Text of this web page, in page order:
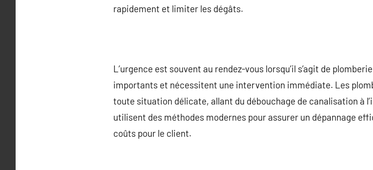
rapidement et limiter les dégâts.
L’urgence est souvent au rendez-vous lorsqu’il s’agit de
importants et nécessitent une intervention immédiate. Les
toute situation délicate, allant du débouchage de canalisation à
utilisent des méthodes modernes pour assurer un dépannage
coûts pour le client.